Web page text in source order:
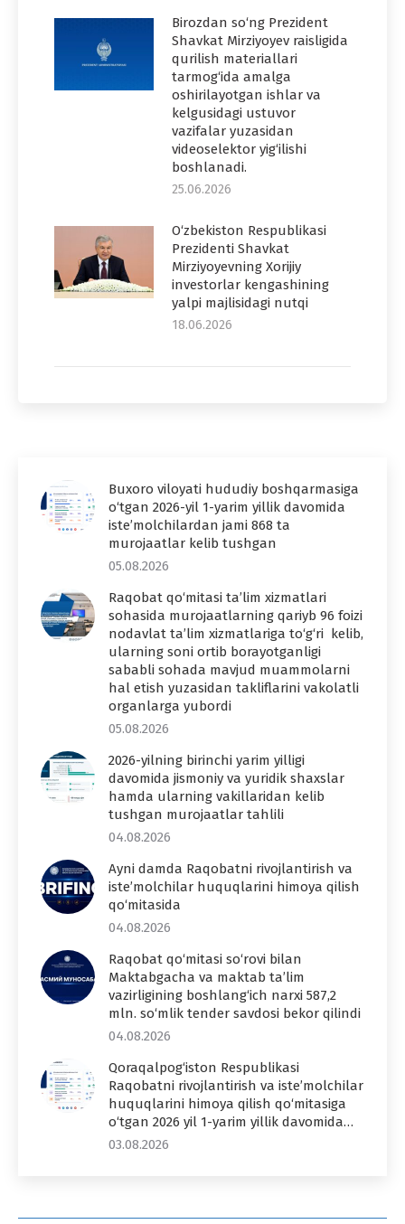
Birozdan so‘ng Prezident
Shavkat Mirziyoyev raisligida
qurilish materiallari
tarmog‘ida amalga
oshirilayotgan ishlar va
kelgusidagi ustuvor
vazifalar yuzasidan
videoselektor yig‘ilishi
boshlanadi.
25.06.2026
O‘zbekiston Respublikasi
Prezidenti Shavkat
Mirziyoyevning Xorijiy
investorlar kengashining
yalpi majlisidagi nutqi
18.06.2026
Buxoro viloyati hududiy boshqarmasiga
o‘tgan 2026-yil 1-yarim yillik davomida
iste’molchilardan jami 868 ta
murojaatlar kelib tushgan
05.08.2026
Raqobat qo‘mitasi ta’lim xizmatlari
sohasida murojaatlarning qariyb 96 foizi
nodavlat ta’lim xizmatlariga to‘g‘ri kelib,
ularning soni ortib borayotganligi
sababli sohada mavjud muammolarni
hal etish yuzasidan takliflarini vakolatli
organlarga yubordi
05.08.2026
2026-yilning birinchi yarim yilligi
davomida jismoniy va yuridik shaxslar
hamda ularning vakillaridan kelib
tushgan murojaatlar tahlili
04.08.2026
Ayni damda Raqobatni rivojlantirish va
iste’molchilar huquqlarini himoya qilish
qo‘mitasida
04.08.2026
Raqobat qo‘mitasi so‘rovi bilan
Maktabgacha va maktab ta’lim
vazirligining boshlang‘ich narxi 587,2
mln. so‘mlik tender savdosi bekor qilindi
04.08.2026
Qoraqalpog‘iston Respublikasi
Raqobatni rivojlantirish va iste’molchilar
huquqlarini himoya qilish qo‘mitasiga
o‘tgan 2026 yil 1-yarim yillik davomida…
03.08.2026